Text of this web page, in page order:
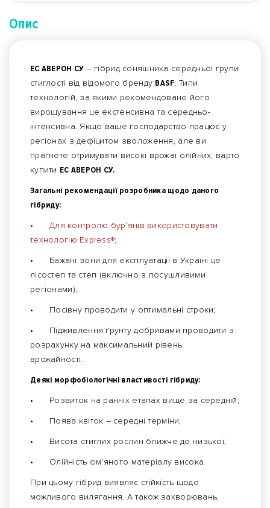
Опис
ЕС АВЕРОН СУ – гібрид соняшника середньої групи
стиглості від відомого бренду BASF. Типи
технологій, за якими рекомендоване його
вирощування це екстенсивна та середньо-
інтенсивна. Якщо ваше господарство працює у
регіонах з дефіцитом зволоження, але ви
прагнете отримувати високі врожаї олійних, варто
купити ЕС АВЕРОН СУ.
Загальні рекомендації розробника щодо даного
гібриду:
•
Для контролю бур’янів використовувати
технологію Express®;
•
Бажані зони для експлуатації в Україні це
лісостеп та степ (включно з посушливими
регіонами);
•
Посівну проводити у оптимальні строки;
•
Підживлення ґрунту добривами проводити з
розрахунку на максимальний рівень
врожайності.
Деякі морфобіологічні властивості гібриду:
•
Розвиток на ранніх етапах вище за середній;
•
Поява квіток – середні терміни;
•
Висота стиглих рослин ближче до низької;
•
Олійність сім’яного матеріалу висока.
При цьому гібрид виявляє стійкість щодо
можливого вилягання. А також захворювань,